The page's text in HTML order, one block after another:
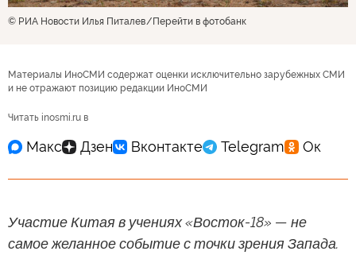
© РИА Новости Илья Питалев Перейти в фотобанк
Материалы ИноСМИ содержат оценки исключительно зарубежных СМИ
и не отражают позицию редакции ИноСМИ
Читать inosmi.ru в
Участие Китая в учениях «Восток-18» — не
самое желанное событие с точки зрения Запада.